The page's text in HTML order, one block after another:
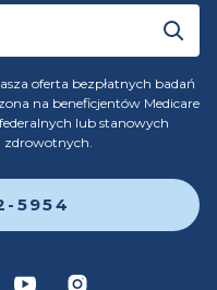
oferta bezpłatnych badań
na beneficjentów Medicare
lub stanowych
zdrowotnych.
5954